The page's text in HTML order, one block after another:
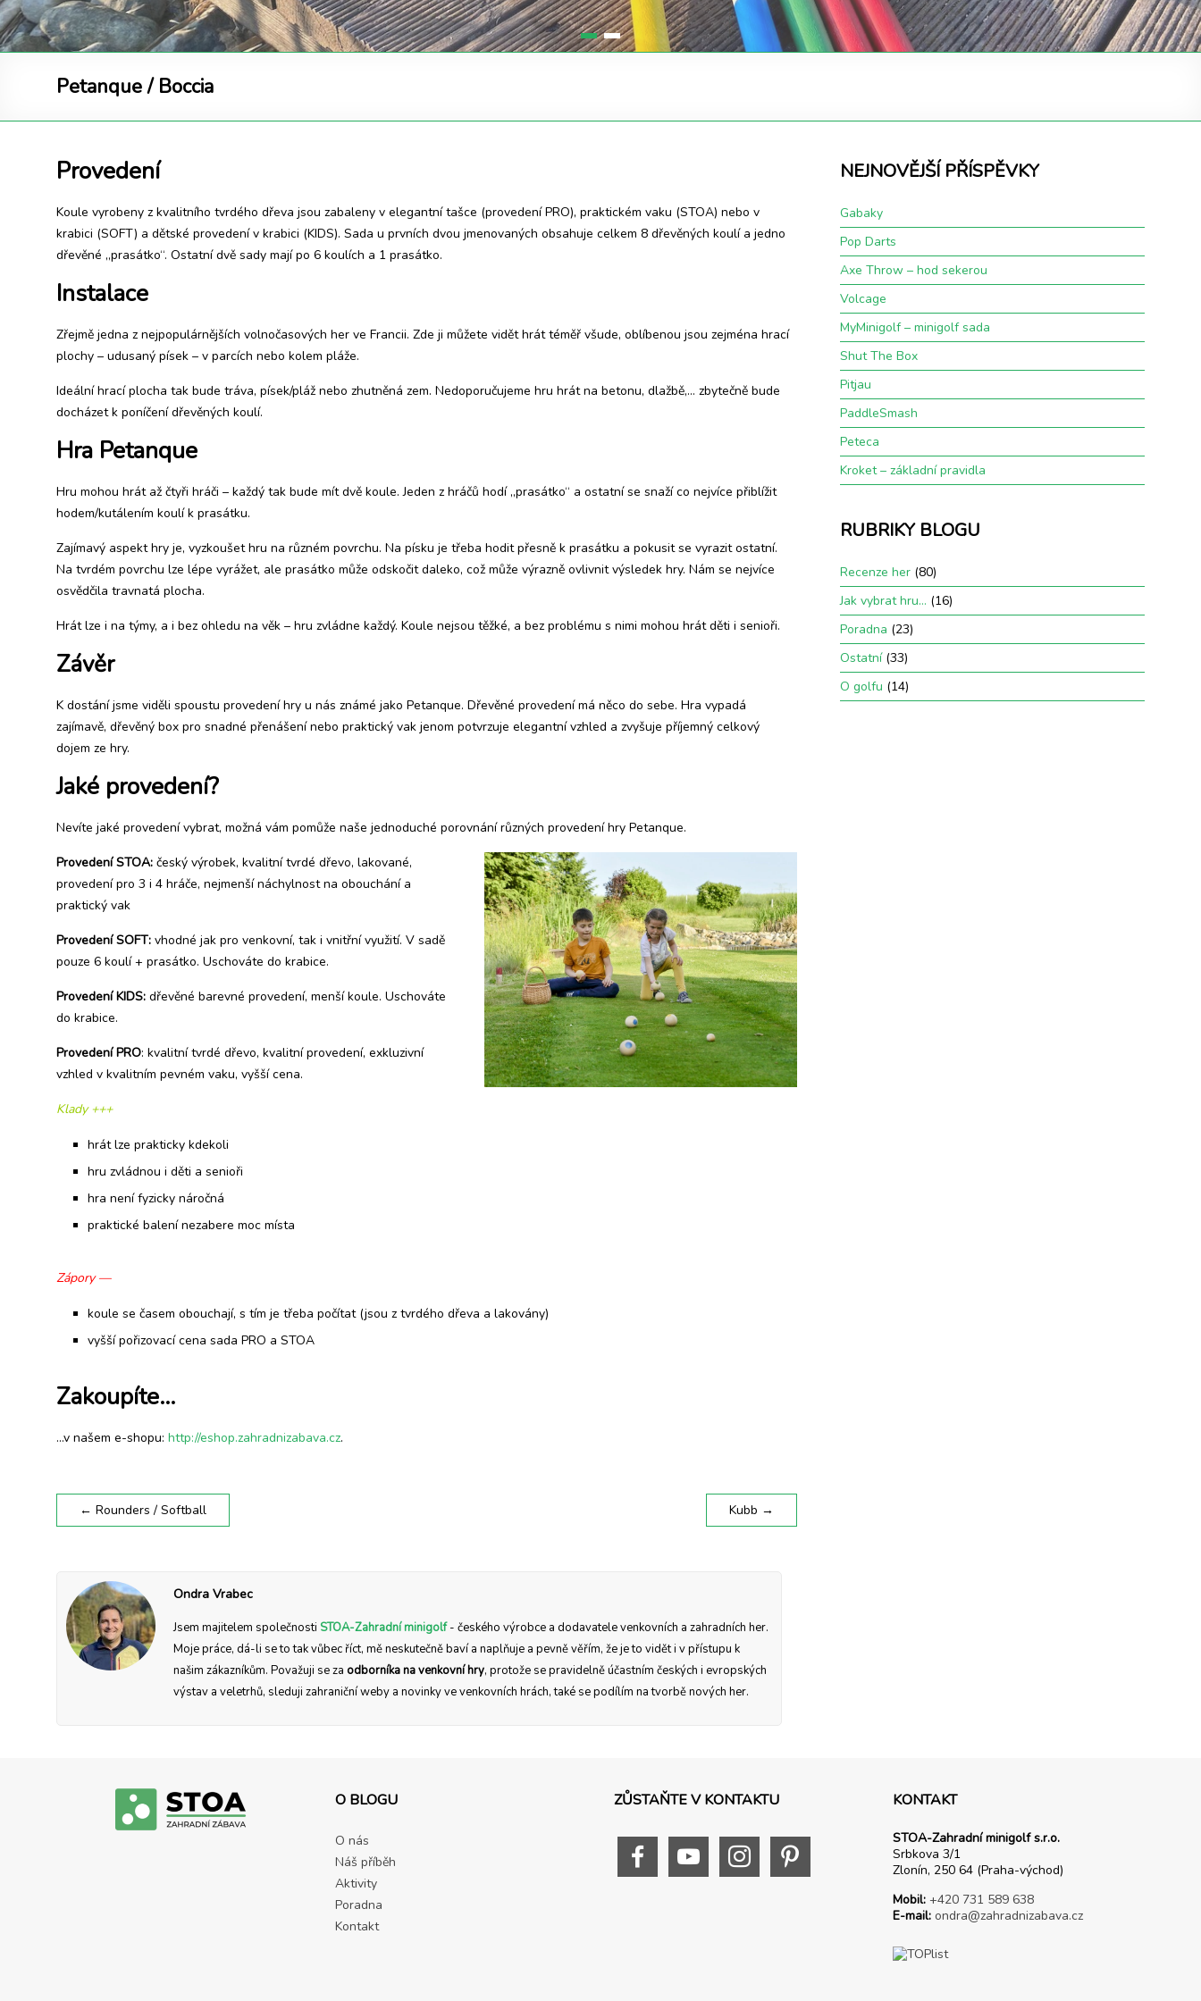
Petanque / Boccia
Provedení
Koule vyrobeny z kvalitního tvrdého dřeva jsou zabaleny v elegantní tašce (provedení PRO), praktickém vaku (STOA) nebo v
krabici (SOFT) a dětské provedení v krabici (KIDS). Sada u prvních dvou jmenovaných obsahuje celkem 8 dřevěných koulí a jedno
dřevěné „prasátko“. Ostatní dvě sady mají po 6 koulích a 1 prasátko.
Instalace
Zřejmě jedna z nejpopulárnějších volnočasových her ve Francii. Zde ji můžete vidět hrát téměř všude, oblíbenou jsou zejména hrací
plochy – udusaný písek – v parcích nebo kolem pláže.
Ideální hrací plocha tak bude tráva, písek/pláž nebo zhutněná zem. Nedoporučujeme hru hrát na betonu, dlažbě,… zbytečně bude
docházet k poníčení dřevěných koulí.
Hra Petanque
Hru mohou hrát až čtyři hráči – každý tak bude mít dvě koule. Jeden z hráčů hodí „prasátko“ a ostatní se snaží co nejvíce přiblížit
hodem/kutálením koulí k prasátku.
Zajímavý aspekt hry je, vyzkoušet hru na různém povrchu. Na písku je třeba hodit přesně k prasátku a pokusit se vyrazit ostatní.
Na tvrdém povrchu lze lépe vyrážet, ale prasátko může odskočit daleko, což může výrazně ovlivnit výsledek hry. Nám se nejvíce
osvědčila travnatá plocha.
Hrát lze i na týmy, a i bez ohledu na věk – hru zvládne každý. Koule nejsou těžké, a bez problému s nimi mohou hrát děti i senioři.
Závěr
K dostání jsme viděli spoustu provedení hry u nás známé jako Petanque. Dřevěné provedení má něco do sebe. Hra vypadá
zajímavě, dřevěný box pro snadné přenášení nebo praktický vak jenom potvrzuje elegantní vzhled a zvyšuje příjemný celkový
dojem ze hry.
Jaké provedení?
Nevíte jaké provedení vybrat, možná vám pomůže naše jednoduché porovnání různých provedení hry Petanque.
Provedení STOA: český výrobek, kvalitní tvrdé dřevo, lakované,
provedení pro 3 i 4 hráče, nejmenší náchylnost na obouchání a
praktický vak
Provedení SOFT: vhodné jak pro venkovní, tak i vnitřní využití. V sadě
pouze 6 koulí + prasátko. Uschováte do krabice.
Provedení KIDS: dřevěné barevné provedení, menší koule. Uschováte
do krabice.
Provedení PRO: kvalitní tvrdé dřevo, kvalitní provedení, exkluzivní
vzhled v kvalitním pevném vaku, vyšší cena.
Klady +++
hrát lze prakticky kdekoli
hru zvládnou i děti a senioři
hra není fyzicky náročná
praktické balení nezabere moc místa
Zápory —
koule se časem obouchají, s tím je třeba počítat (jsou z tvrdého dřeva a lakovány)
vyšší pořizovací cena sada PRO a STOA
Zakoupíte…
…v našem e-shopu: http://eshop.zahradnizabava.cz.
← Rounders / Softball Kubb →
Ondra Vrabec
Jsem majitelem společnosti STOA-Zahradní minigolf- českého výrobce a dodavatele venkovních a zahradních her.
Moje práce, dá-li se to tak vůbec říct, mě neskutečně baví a naplňuje a pevně věřím, že je to vidět i v přístupu k
našim zákazníkům. Považuji se za odborníka na venkovní hry, protože se pravidelně účastním českých i evropských
výstav a veletrhů, sleduji zahraniční weby a novinky ve venkovních hrách, také se podílím na tvorbě nových her.
NEJNOVĚJŠÍ PŘÍSPĚVKY
Gabaky
Pop Darts
Axe Throw – hod sekerou
Volcage
MyMinigolf – minigolf sada
Shut The Box
Pitjau
PaddleSmash
Peteca
Kroket – základní pravidla
RUBRIKY BLOGU
Recenze her(80)
Jak vybrat hru… (16)
Poradna (23)
Ostatní(33)
O golfu (14)
O BLOGU
O nás
Náš příběh
Aktivity
Poradna
Kontakt
ZŮSTAŇTE V KONTAKTU KONTAKT
STOA-Zahradní minigolf s.r.o.
Srbkova 3/1
Zlonín, 250 64 (Praha-východ)
Mobil: +420 731 589 638
E-mail: ondra@zahradnizabava.cz